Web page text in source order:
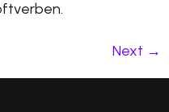
Next →